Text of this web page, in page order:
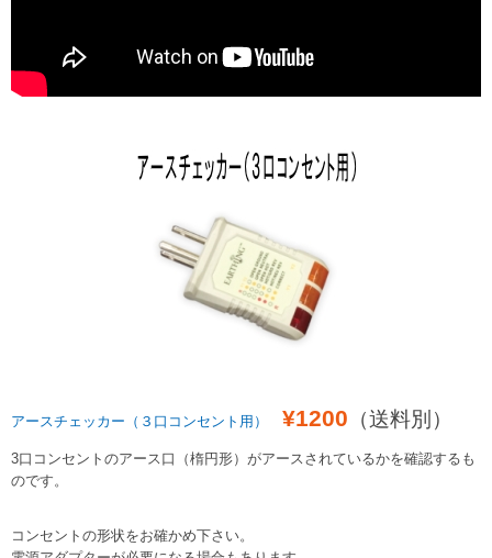
アースチェッカー（３口コンセント用） ¥1200 （送料別）
3口コンセントのアース口（楕円形）がアースされているかを確認するも
のです。
コンセントの形状をお確かめ下さい。